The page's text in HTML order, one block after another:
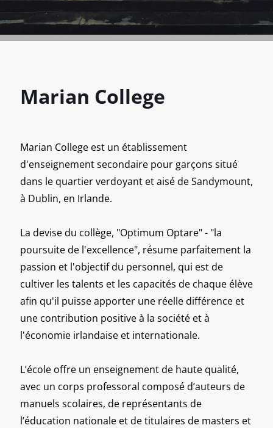
Marian College
Marian College est un établissement
d'enseignement secondaire pour garçons situé
dans le quartier verdoyant et aisé de Sandymount,
à Dublin, en Irlande.
La devise du collège, "Optimum Optare" - "la
poursuite de l'excellence", résume parfaitement la
passion et l'objectif du personnel, qui est de
cultiver les talents et les capacités de chaque élève
afin qu'il puisse apporter une réelle différence et
une contribution positive à la société et à
l'économie irlandaise et internationale.
L’école offre un enseignement de haute qualité,
avec un corps professoral composé d’auteurs de
manuels scolaires, de représentants de
l’éducation nationale et de titulaires de masters et